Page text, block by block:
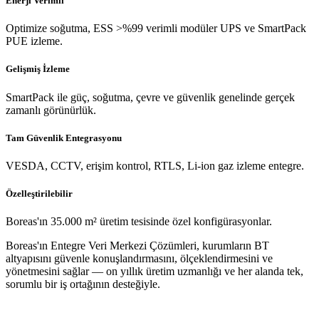
Optimize soğutma, ESS >%99 verimli modüler UPS ve SmartPack
PUE izleme.
Gelişmiş İzleme
SmartPack ile güç, soğutma, çevre ve güvenlik genelinde gerçek
zamanlı görünürlük.
Tam Güvenlik Entegrasyonu
VESDA, CCTV, erişim kontrol, RTLS, Li-ion gaz izleme entegre.
Özelleştirilebilir
Boreas'ın 35.000 m² üretim tesisinde özel konfigürasyonlar.
Boreas'ın Entegre Veri Merkezi Çözümleri, kurumların BT
altyapısını güvenle konuşlandırmasını, ölçeklendirmesini ve
yönetmesini sağlar — on yıllık üretim uzmanlığı ve her alanda tek,
sorumlu bir iş ortağının desteğiyle.